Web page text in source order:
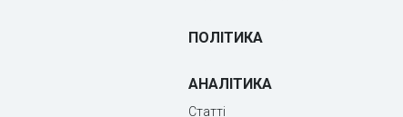
ПОЛІТИКА
АНАЛІТИКА
Статті